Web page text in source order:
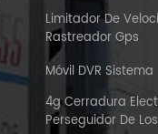
Limitador De
Rastreador Gps
Móvil DVR Sistema
4g Cerradura
Perseguidor De